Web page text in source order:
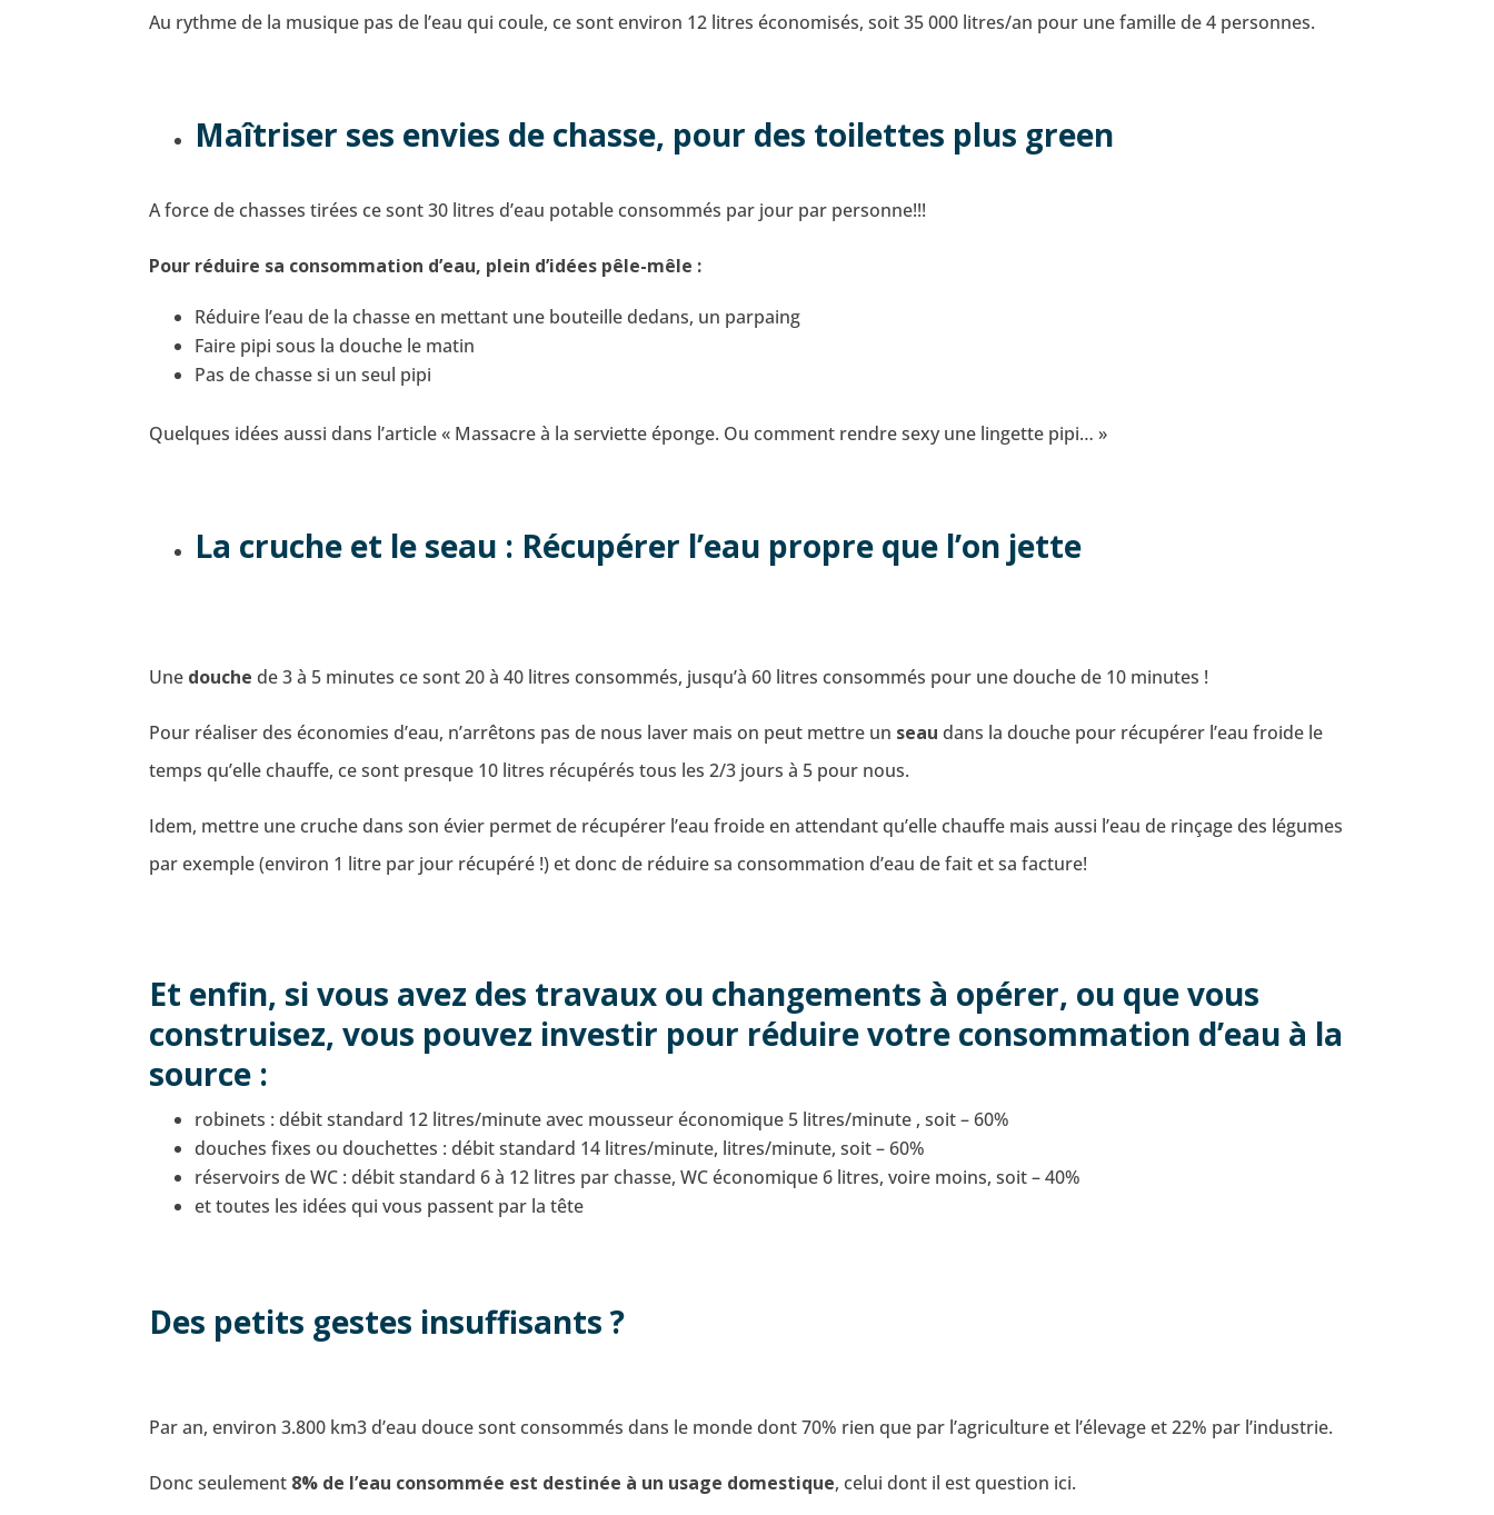
Au rythme de la musique pas de l’eau qui coule, ce sont environ 12 litres économisés, soit 35 000 litres/an pour une famille de 4 personnes.
Maîtriser ses envies de chasse, pour des toilettes plus green
A force de chasses tirées ce sont 30 litres d’eau potable consommés par jour par personne!!!
Pour réduire sa consommation d’eau, plein d’idées pêle-mêle :
Réduire l’eau de la chasse en mettant une bouteille dedans, un parpaing
Faire pipi sous la douche le matin
Pas de chasse si un seul pipi
Quelques idées aussi dans l’article « Massacre à la serviette éponge. Ou comment rendre sexy une lingette pipi… »
La cruche et le seau : Récupérer l’eau propre que l’on jette
Une douche de 3 à 5 minutes ce sont 20 à 40 litres consommés, jusqu’à 60 litres consommés pour une douche de 10 minutes !
Pour réaliser des économies d’eau, n’arrêtons pas de nous laver mais on peut mettre un seau dans la douche pour récupérer l’eau froide le
temps qu’elle chauffe, ce sont presque 10 litres récupérés tous les 2/3 jours à 5 pour nous.
Idem, mettre une cruche dans son évier permet de récupérer l’eau froide en attendant qu’elle chauffe mais aussi l’eau de rinçage des légumes
par exemple (environ 1 litre par jour récupéré !) et donc de réduire sa consommation d’eau de fait et sa facture!
Et enfin, si vous avez des travaux ou changements à opérer, ou que vous
construisez, vous pouvez investir pour réduire votre consommation d’eau à la
source :
robinets : débit standard 12 litres/minute avec mousseur économique 5 litres/minute , soit – 60%
douches fixes ou douchettes : débit standard 14 litres/minute, litres/minute, soit – 60%
réservoirs de WC : débit standard 6 à 12 litres par chasse, WC économique 6 litres, voire moins, soit – 40%
et toutes les idées qui vous passent par la tête
Des petits gestes insuffisants ?
Par an, environ 3.800 km3 d’eau douce sont consommés dans le monde dont 70% rien que par l’agriculture et l’élevage et 22% par l’industrie.
Donc seulement 8% de l’eau consommée est destinée à un usage domestique, celui dont il est question ici.